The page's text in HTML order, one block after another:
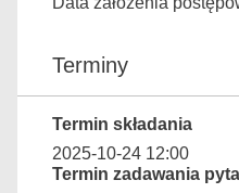
Terminy
Termin składania
2025-10-24 12:00
Termin zadawania